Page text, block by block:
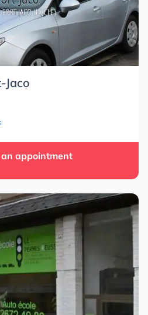
Jaco
an appointment